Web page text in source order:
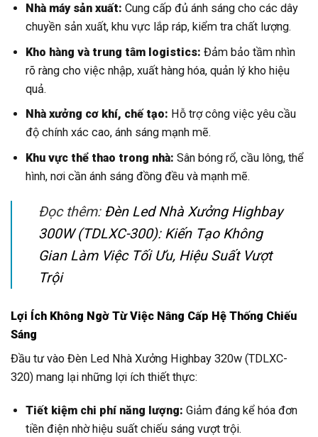
Nhà máy sản xuất: Cung cấp đủ ánh sáng cho các dây
chuyền sản xuất, khu vực lắp ráp, kiểm tra chất lượng.
Kho hàng và trung tâm logistics: Đảm bảo tầm nhìn
rõ ràng cho việc nhập, xuất hàng hóa, quản lý kho hiệu
quả.
Nhà xưởng cơ khí, chế tạo: Hỗ trợ công việc yêu cầu
độ chính xác cao, ánh sáng mạnh mẽ.
Khu vực thể thao trong nhà: Sân bóng rổ, cầu lông, thể
hình, nơi cần ánh sáng đồng đều và mạnh mẽ.
Đọc thêm: Đèn Led Nhà Xưởng Highbay
300W (TDLXC-300): Kiến Tạo Không
Gian Làm Việc Tối Ưu, Hiệu Suất Vượt
Trội
Lợi Ích Không Ngờ Từ Việc Nâng Cấp Hệ Thống Chiếu
Sáng
Đầu tư vào Đèn Led Nhà Xưởng Highbay 320w (TDLXC-
320) mang lại những lợi ích thiết thực:
Tiết kiệm chi phí năng lượng: Giảm đáng kể hóa đơn
tiền điện nhờ hiệu suất chiếu sáng vượt trội.